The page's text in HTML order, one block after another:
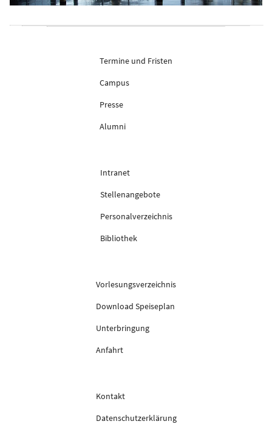
Termine und Fristen
Campus
Presse
Alumni
Intranet
Stellenangebote
Personalverzeichnis
Bibliothek
Vorlesungsverzeichnis
Download Speiseplan
Unterbringung
Anfahrt
Kontakt
Datenschutzerklärung